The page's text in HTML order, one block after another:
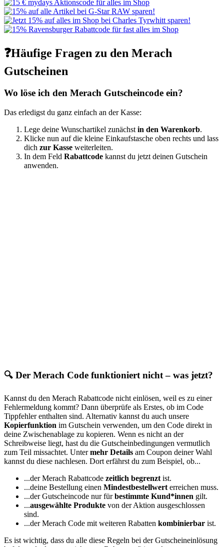
❓Häufige Fragen zu den Merach
Gutscheinen
Wo löse ich den Merach Gutscheincode ein?
Das erledigst du ganz einfach an der Kasse:
Lege deine Wunschartikel zunächst in den Warenkorb.
Klicke nun auf die kleine Einkaufstasche oben rechts und lass
dich zur Kasse weiterleiten.
In dem Feld Rabattcode kannst du jetzt deinen Gutschein
anwenden.
🔍 Der Merach Code funktioniert nicht – was jetzt?
Kannst du den Merach Rabattcode nicht einlösen, weil es zu einer
Fehlermeldung kommt? Dann überprüfe als Erstes, ob im Code
Tippfehler enthalten sind. Alternativ kannst du auch unsere
Kopierfunktion im Gutschein verwenden, um den Code direkt in
deine Zwischenablage zu kopieren. Wenn es nicht an der
Schreibweise liegt, hast du die Gutscheinbedingungen vermutlich
zum Teil missachtet. Untermehr Details am Coupon deiner Wahl
kannst du diese nachlesen. Dort erfährst du zum Beispiel, ob...
...der Merach Rabattcode zeitlich begrenzt ist.
...deine Bestellung einen Mindestbestellwert erreichen muss.
...der Gutscheincode nur fürbestimmte Kund*innen gilt.
...ausgewählte Produkte von der Aktion ausgeschlossen
sind.
...der Merach Code mit weiteren Rabatten kombinierbar ist.
Es ist wichtig, dass du alle diese Regeln bei der Gutscheineinlösung